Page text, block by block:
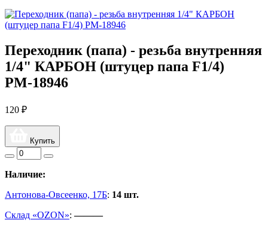
Переходник (папа) - резьба внутренняя
1/4" КАРБОН (штуцер папа F1/4)
РМ-18946
120 ₽
Купить
Наличие:
Антонова-Овсеенко, 17Б: 14 шт.
Склад «OZON»:———